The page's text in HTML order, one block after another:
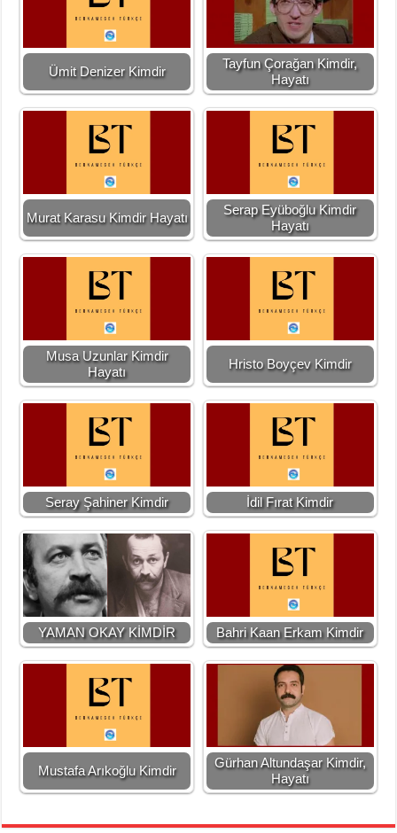
Ümit Denizer Kimdir
Tayfun Çorağan Kimdir,
Hayatı
Murat Karasu Kimdir Hayatı
Serap Eyüboğlu Kimdir
Hayatı
Musa Uzunlar Kimdir
Hayatı
Hristo Boyçev Kimdir
Seray Şahiner Kimdir İdil Fırat Kimdir
YAMAN OKAY KİMDİR Bahri Kaan Erkam Kimdir
Mustafa Arıkoğlu Kimdir
Gürhan Altundaşar Kimdir,
Hayatı